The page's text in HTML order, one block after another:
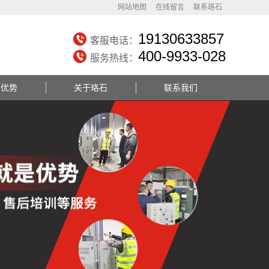
网站地图 在线留言 联系珞石
客服电话： 19130633857
服务热线： 400-9933-028
势 关于珞石 联系我们